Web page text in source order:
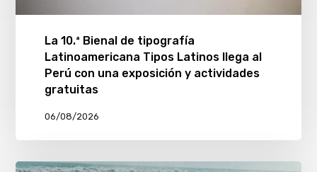
La 10.ª Bienal de tipografía
Latinoamericana Tipos Latinos llega al
Perú con una exposición y actividades
gratuitas
06/08/2026